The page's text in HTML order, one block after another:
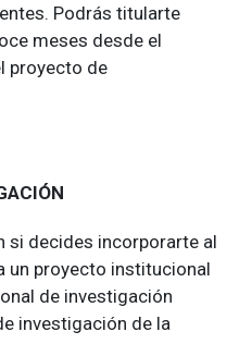
Podrás titularte
meses desde el
proyecto de
si decides incorporarte al
un proyecto institucional
de investigación
investigación de la